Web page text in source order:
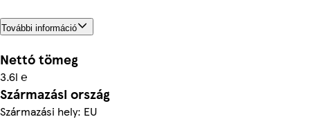
További információ
Nettó tömeg
3.6l ℮
Származási ország
Származási hely: EU